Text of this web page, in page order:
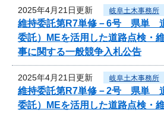
2025年4月21日更新 岐阜土木事務所
維持委託第R7単修－6号 県単
委託）MEを活用した道路点検・
事に関する一般競争入札公告
2025年4月21日更新 岐阜土木事務所
維持委託第R7単修－2号 県単
委託）MEを活用した道路点検・